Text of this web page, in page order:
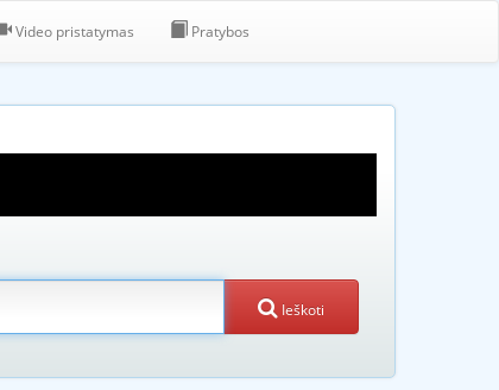
Video pristatymas Pratybos
Ieškoti